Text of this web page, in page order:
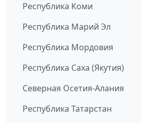
Республика Коми
Республика Марий Эл
Республика Мордовия
Республика Саха (Якутия)
Северная Осетия-Алания
Республика Татарстан